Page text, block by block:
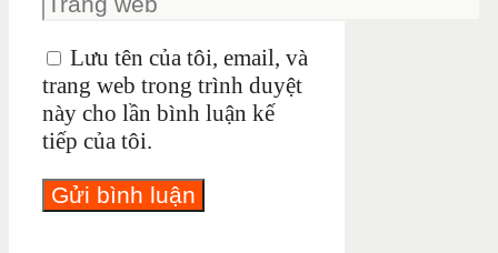
Lưu tên của tôi, email, và
trang web trong trình duyệt
này cho lần bình luận kế
tiếp của tôi.